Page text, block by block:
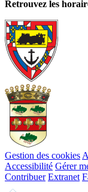
Retrouvez les
Gestion des cookies
Accessibilité Gérer
Contribuer Extranet